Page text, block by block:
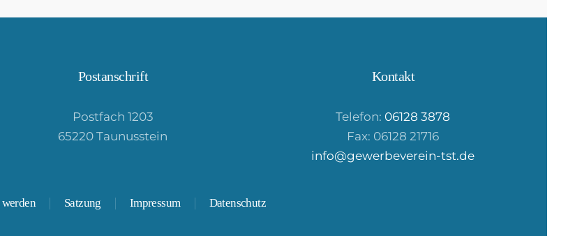
Postanschrift
Postfach 1203
65220 Taunusstein
Kontakt
Telefon: 06128 3878
Fax: 06128 21716
info@gewerbeverein-tst.de
Satzung Impressum Datenschutz